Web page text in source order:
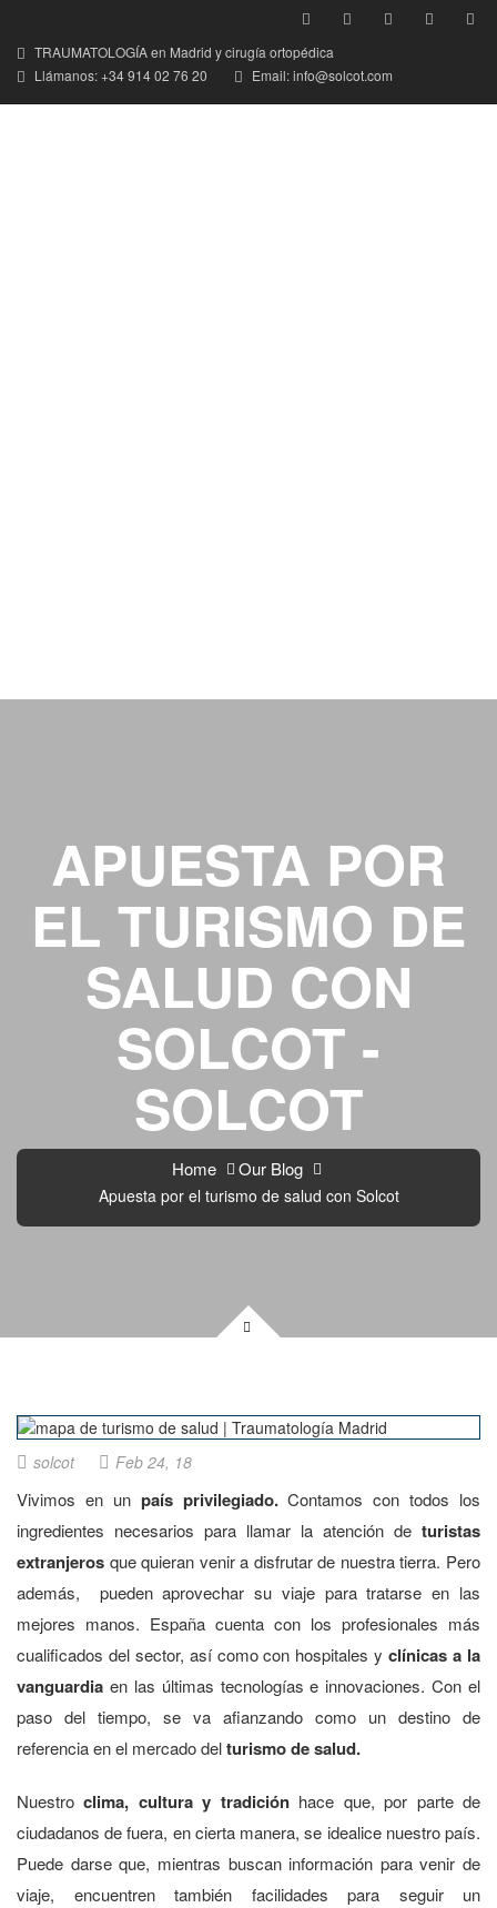
TRAUMATOLOGÍA en Madrid y cirugía ortopédica
Llámanos: +34 914 02 76 20
Email: info@solcot.com
APUESTA POR
EL TURISMO DE
SALUD CON
SOLCOT -
SOLCOT
Home Our Blog
Apuesta por el turismo de salud con Solcot
solcot Feb 24, 18
Vivimos en un país privilegiado.Contamos con todos los
ingredientes necesarios para llamar la atención de turistas
extranjeros que quieran venir a disfrutar de nuestra tierra. Pero
además, pueden aprovechar su viaje para tratarse en las
mejores manos. España cuenta con los profesionales más
cualificados del sector, así como con hospitales yclínicas a la
vanguardia en las últimas tecnologías e innovaciones. Con el
paso del tiempo, se va afianzando como un destino de
referencia en el mercado delturismo de salud.
Nuestro clima, cultura y tradiciónhace que, por parte de
ciudadanos de fuera, en cierta manera, se idealice nuestro país.
Puede darse que, mientras buscan información para venir de
viaje, encuentren también facilidades para seguir un